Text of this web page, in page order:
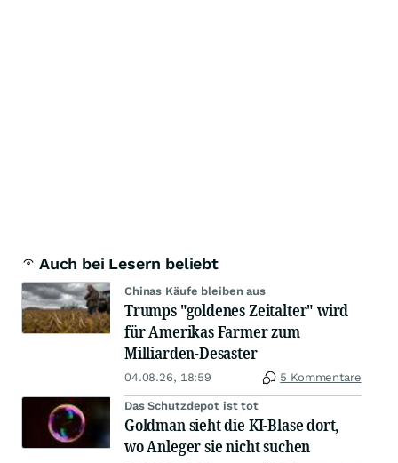
Auch bei Lesern beliebt
Chinas Käufe bleiben aus
Trumps "goldenes Zeitalter" wird
für Amerikas Farmer zum
Milliarden-Desaster
04.08.26, 18:59 5 Kommentare
Das Schutzdepot ist tot
Goldman sieht die KI-Blase dort,
wo Anleger sie nicht suchen